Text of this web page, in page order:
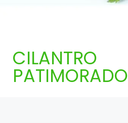
CILANTRO
PATIMORADO